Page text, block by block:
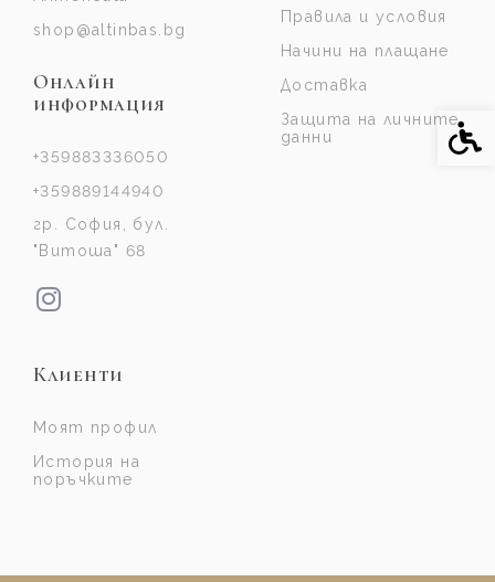
shop@altinbas.bg
Онлайн
информация
+359883336050
+359889144940
гр. София, бул.
"Витоша" 68
Правила и условия
Начини на плащане
Доставка
Защита на личните
данни
Клиенти
Моят профил
История на
поръчките